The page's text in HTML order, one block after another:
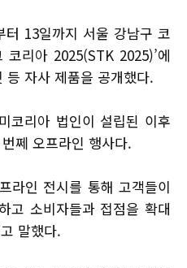
터 13일까지 서울 강남구 코
코리아 2025(STK 2025)’에
등 자사 제품을 공개했다.
코리아 법인이 설립된 이후
쩨 오프라인 행사다.
라인 전시를 통해 고객들이
고 소비자들과 접점을 확대
말했다.